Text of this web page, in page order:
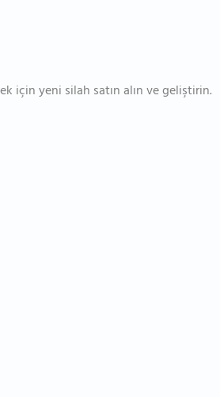
için yeni silah satın alın ve geliştirin.